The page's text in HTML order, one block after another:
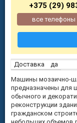
Доставка
да
Машины мозаично-
предназначены для
обычного и
реконструкции
гражданском
+375 (29)
все телефоны